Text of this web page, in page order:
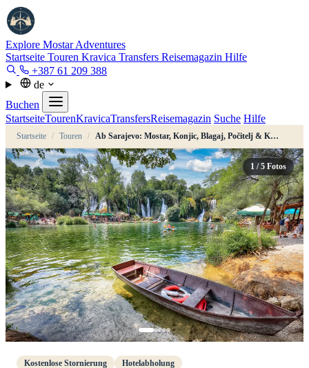
Explore MostarAdventures
Startseite Touren Kravica Transfers Reisemagazin Hilfe
+387 61 209 388
de
Buchen
StartseiteTourenKravicaTransfersReisemagazin Suche Hilfe
Startseite / Touren / Ab Sarajevo: Mostar, Konjic, Blagaj, Počitelj & Kravica Tour
1 / 5 Fotos
Kostenlose Stornierung Hotelabholung